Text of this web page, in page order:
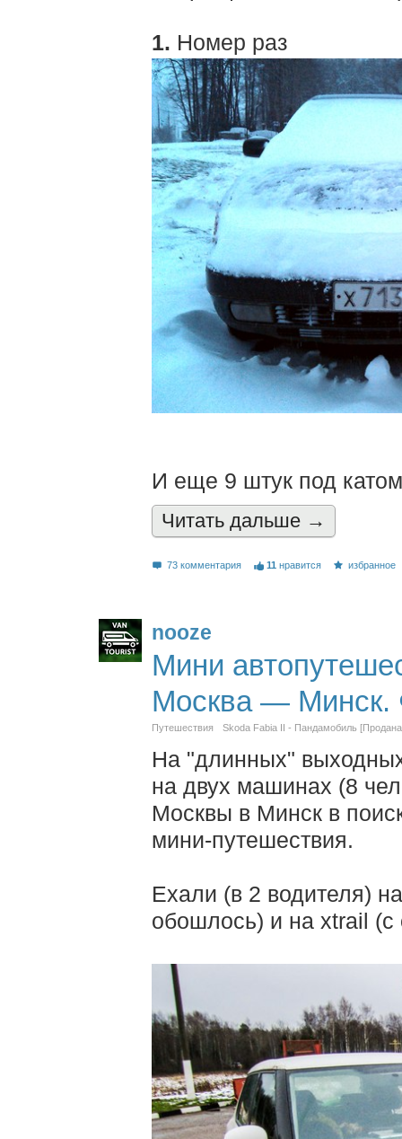
1. Номер раз
И еще 9 штук под катом
Читать дальшe →
73 комментария 11 нравится избранное
nooze
Мини
Москва — Минск.
Путешествия Skoda Fabia II - Пандамобиль
На "длинных"
на двух машинах (8
Москвы в Минск в
мини-путешествия.
Ехали (в 2 водителя)
обошлось) и на xtrail